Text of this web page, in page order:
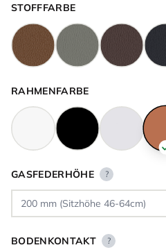
STOFFFARBE
RAHMENFARBE
GASFEDERHÖHE ?
BODENKONTAKT ?